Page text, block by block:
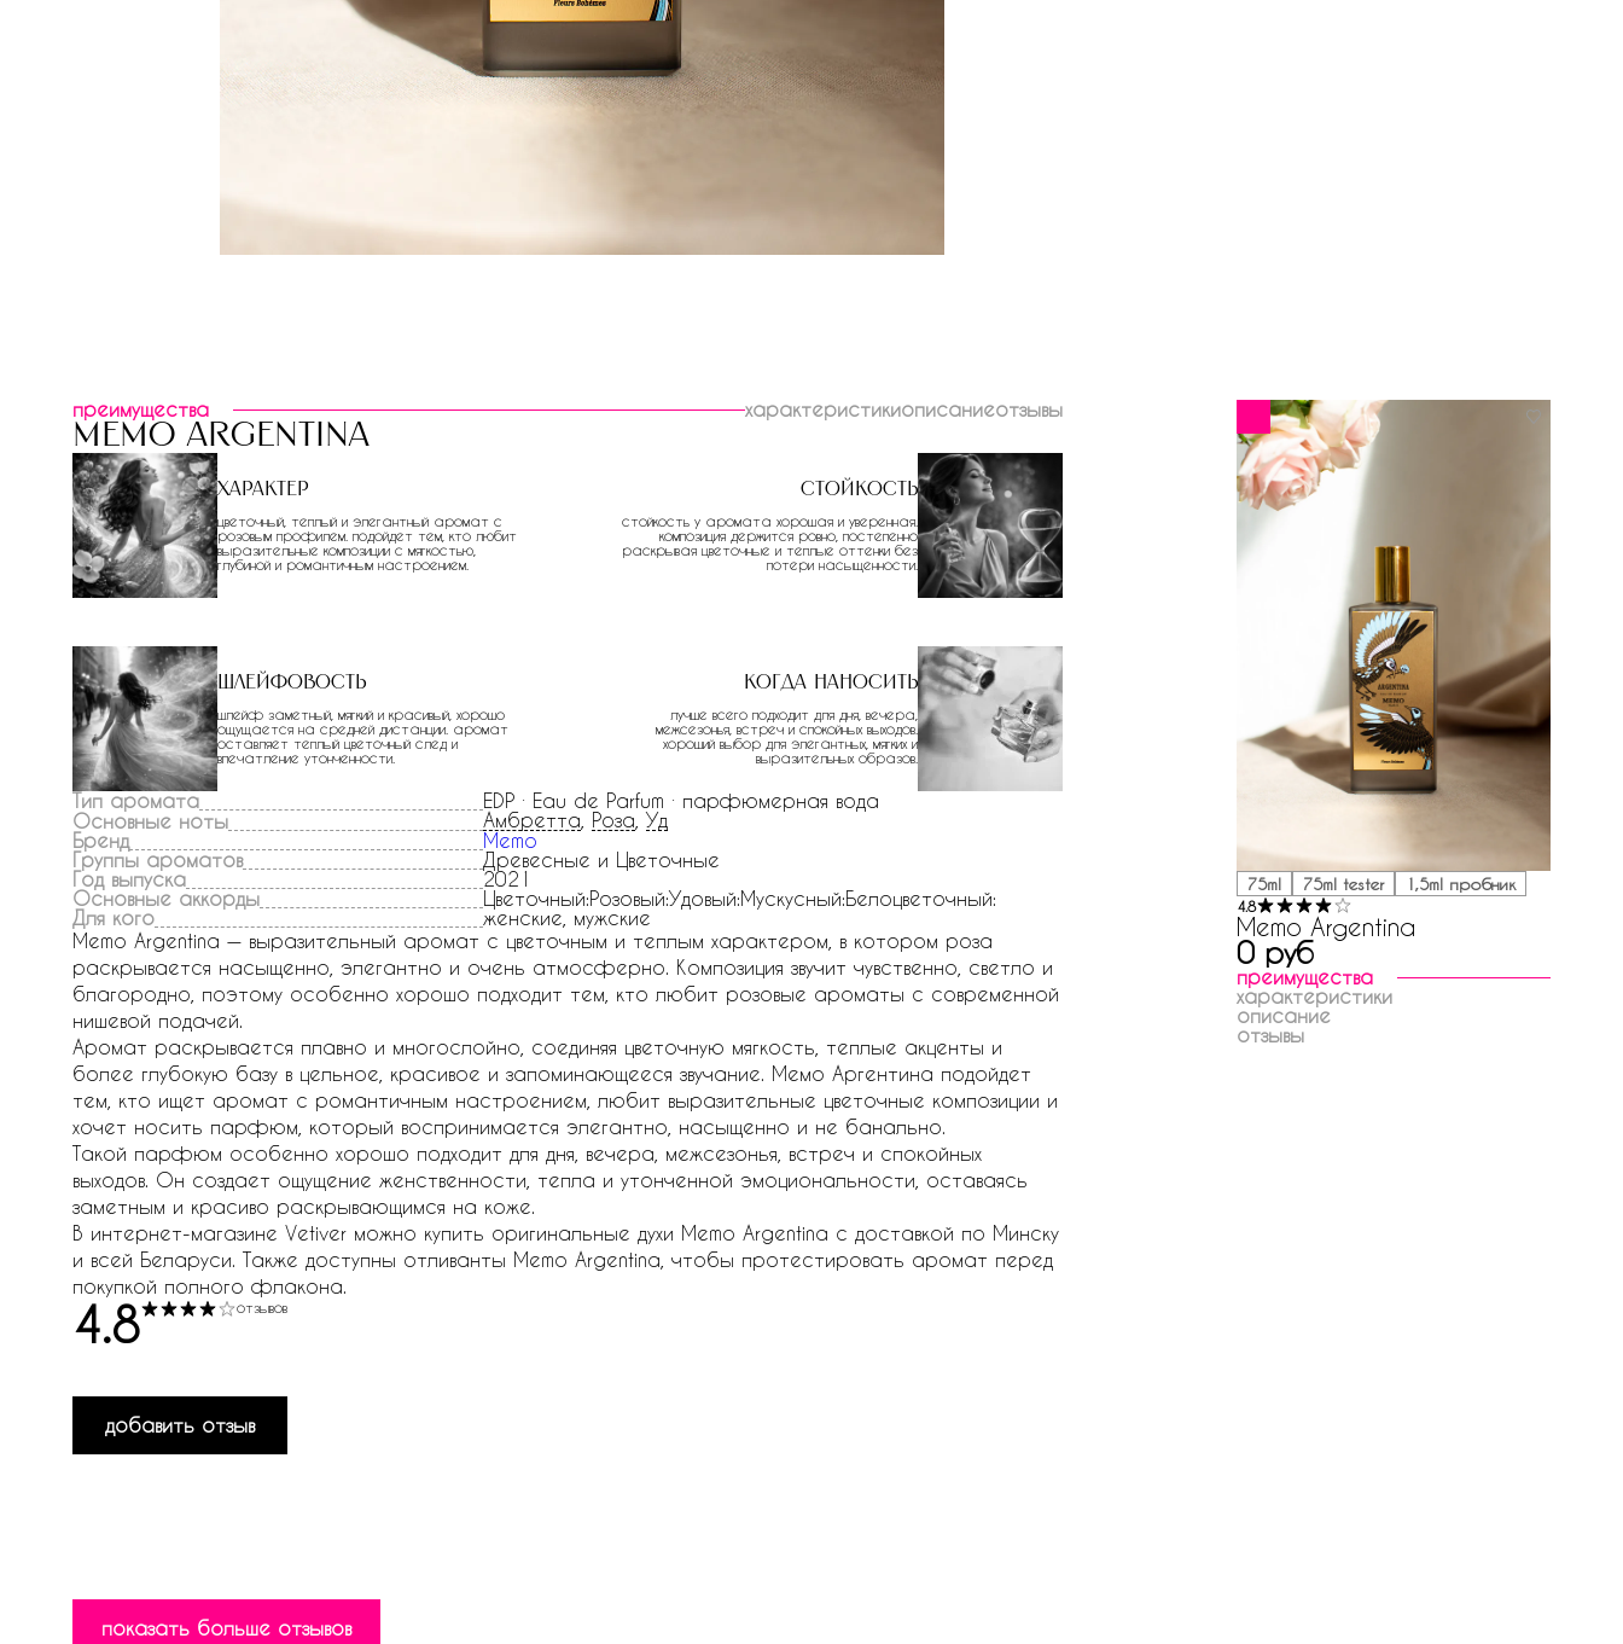
преимущества характеристикиописаниеотзывы
memo argentina
Характер
цветочный, теплый и элегантный аромат с
розовым профилем. подойдет тем, кто любит
выразительные композиции с мягкостью,
глубиной и романтичным настроением.
Стойкость
стойкость у аромата хорошая и уверенная.
композиция держится ровно, постепенно
раскрывая цветочные и теплые оттенки без
потери насыщенности.
Шлейфовость
шлейф заметный, мягкий и красивый, хорошо
ощущается на средней дистанции. аромат
оставляет теплый цветочный след и
впечатление утонченности.
Когда наносить
лучше всего подходит для дня, вечера,
межсезонья, встреч и спокойных выходов.
хороший выбор для элегантных, мягких и
выразительных образов.
Тип аромата
EDP · Eau de Parfum · парфюмерная вода
Основные ноты
Амбретта Роза ,Уд
Бренд
Memo
Группы ароматов
Древесные и Цветочные
Год выпуска
2021
Основные аккорды
Цветочный:Розовый:Удовый:Мускусный:Белоцветочный:
Для кого
женские, мужские
Memo Argentina — выразительный аромат с цветочным и теплым характером, в котором роза
раскрывается насыщенно, элегантно и очень атмосферно. Композиция звучит чувственно, светло и
благородно, поэтому особенно хорошо подходит тем, кто любит розовые ароматы с современной
нишевой подачей.
Аромат раскрывается плавно и многослойно, соединяя цветочную мягкость, теплые акценты и
более глубокую базу в цельное, красивое и запоминающееся звучание. Мемо Аргентина подойдет
тем, кто ищет аромат с романтичным настроением, любит выразительные цветочные композиции и
хочет носить парфюм, который воспринимается элегантно, насыщенно и не банально.
Такой парфюм особенно хорошо подходит для дня, вечера, межсезонья, встреч и спокойных
выходов. Он создает ощущение женственности, тепла и утонченной эмоциональности, оставаясь
заметным и красиво раскрывающимся на коже.
В интернет-магазине Vetiver можно купить оригинальные духи Memo Argentina с доставкой по Минску
и всей Беларуси. Также доступны отливанты Memo Argentina, чтобы протестировать аромат перед
покупкой полного флакона.
4.8 отзывов
добавить отзыв
показать больше отзывов
75ml 75ml tester 1,5ml пробник
4.8
Memo Argentina
0 руб
преимущества
характеристики
описание
отзывы